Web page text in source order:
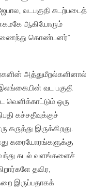
வடபகுதி கடற்படைத்
ஆகியோரும்
இணைந்து கொண்டனர்”
அத்துமீறல்களினால்
இலங்கையின் வட பகுதி
வெளிக்காட்டும் ஒரு
கச்சதீவுக்குச்
இருக்கிறது.
கரையோரங்களுக்கு
வந்து கடல் வளங்களைச்
தவிர,
இருப்பதாகக்